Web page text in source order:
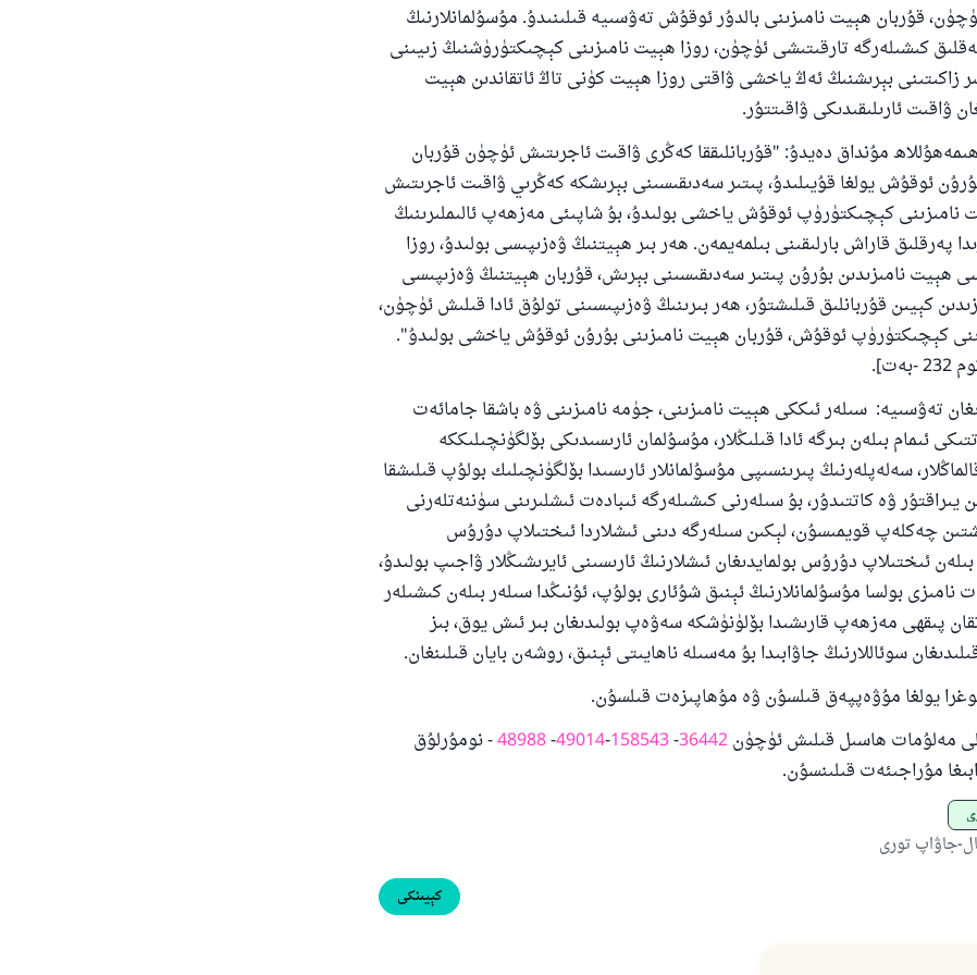
قۇربان ھېيت نامىزىنى بالدۇر ئوقۇش تەۋسىيە قىلىنىدۇ. مۇسۇلمانلارنىڭ
كىشىلەرگە تارقىتىشى ئۈچۈن، روزا ھېيت نامىزىنى كېچىكتۈرۈشنىڭ زىيىنى
زاكىتىنى بېرىشنىڭ ئەڭ ياخشى ۋاقتى روزا ھېيت كۈنى تاڭ ئاتقاندىن ھېيت
ۋاقىت ئارىلىقىدىكى ۋاقىتتۇر.
مۇنداق دەيدۇ: "قۇربانلىققا كەڭرى ۋاقىت ئاجرىتىش ئۈچۈن قۇربان
ئوقۇش يولغا قۇيىلىدۇ، پىتىر سەدىقىسىنى بېرىشكە كەڭرىي ۋاقىت ئاجرىتىش
نامىزىنى كېچىكتۈرۈپ ئوقۇش ياخشى بولىدۇ، بۇ شاپىئى مەزھەپ ئالىملىرىنىڭ
پەرقلىق قاراش بارلىقىنى بىلمەيمەن. ھەر بىر ھېيتنىڭ ۋەزىپىسى بولىدۇ، روزا
ھېيت نامىزىدىن بۇرۇن پىتىر سەدىقىسىنى بېرىش، قۇربان ھېيتنىڭ ۋەزىپىسى
كېيىن قۇربانلىق قىلىشتۇر، ھەر بىرىنىڭ ۋەزىپىسىنى تولۇق ئادا قىلىش ئۈچۈن،
كېچىكتۈرۈپ ئوقۇش، قۇربان ھېيت نامىزىنى بۇرۇن ئوقۇش ياخشى بولىدۇ".
تەۋسىيە: سىلەر ئىككى ھېيت نامىزىنى، جۈمە نامىزىنى ۋە باشقا جامائەت
ئىمام بىلەن بىرگە ئادا قىلىڭلار، مۇسۇلمان ئارىسىدىكى بۆلگۈنچىلىككە
سەلەپلەرنىڭ پىرىنسىپى مۇسۇلمانلار ئارىسىدا بۆلگۈنچىلىك بولۇپ قىلىشقا
ۋە كاتتىدۇر، بۇ سىلەرنى كىشىلەرگە ئىبادەت ئىشلىرىنى سۈننەتلەرنى
چەكلەپ قويمىسۇن، لېكىن سىلەرگە دىنى ئىشلاردا ئىختىلاپ دۇرۇس
بىلەن ئىختىلاپ دۇرۇس بولمايدىغان ئىشلارنىڭ ئارىسىنى ئايرىشىڭلار ۋاجىپ بولىدۇ،
بولسا مۇسۇلمانلارنىڭ ئېنىق شۇئارى بولۇپ، ئۇنىڭدا سىلەر بىلەن كىشىلەر
پىقھى مەزھەپ قارىشىدا بۆلۈنۈشكە سەۋەپ بولىدىغان بىر ئىش يوق، بىز
سوئاللارنىڭ جاۋابىدا بۇ مەسىلە ناھايىتى ئېنىق، روشەن بايان قىلىنغان.
يولغا مۇۋەپپەق قىلسۇن ۋە مۇھاپىزەت قىلسۇن.
مەلۇمات ھاسىل قىلىش ئۈچۈن36442
-
158543
-
49014
-
48988- نومۇرلۇق
مۇراجىئەت قىلىنسۇن.
جاۋاپ تورى
كېيىنكى